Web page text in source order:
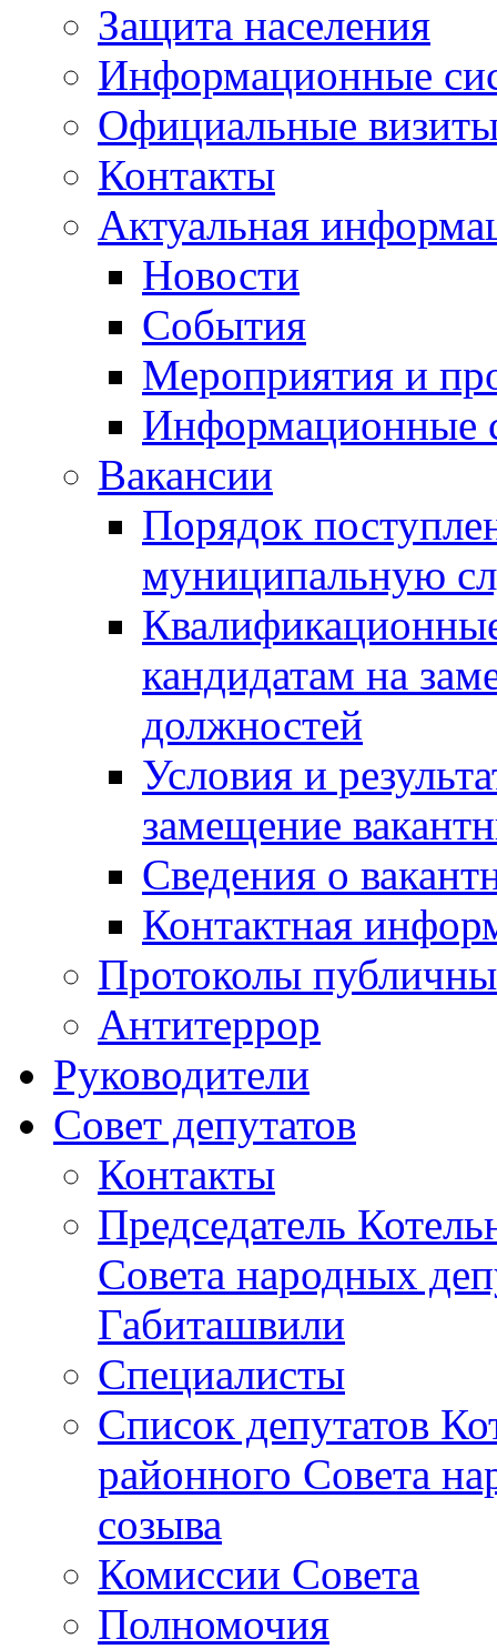
Защита населения
Информационные
Официальные
Контакты
Актуальная
Новости
События
Мероприятия и
Информационные
Вакансии
Порядок
муниципальную
кандидатам на
должностей
Условия и
замещение
Сведения о
Контактная
Протоколы
Антитеррор
Руководители
Совет депутатов
Контакты
Председатель
Совета народных
Габиташвили
Специалисты
Список депутатов
районного Совета
созыва
Комиссии Совета
Полномочия